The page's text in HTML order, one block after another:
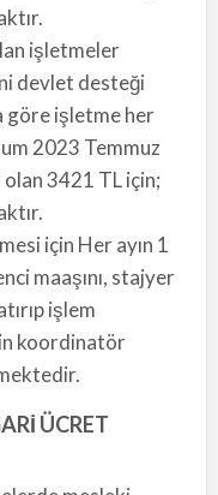
işletmeler
devlet desteği
göre işletme her
2023 Temmuz
3421 TL için;
için Her ayın 1
maaşını, stajyer
işlem
koordinatör
ÜCRET